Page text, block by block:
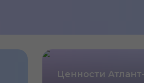
автомобилем. Опираясь на
Ценности